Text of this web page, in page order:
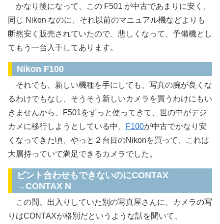
かなり後になって、この F501 が中古であまりに安く、
同じ Nikon なのに、それ以前のマニュアル機などよりも
断然安く販売されていたので、悲しくなって、予備機とし
てもう一台入手してあります。
Nikon F100
それでも、新しい機種を手にしても、写真の腕が良くな
るわけでもなし、そうそう新しいカメラを買うわけにもい
きませんから、F501をずっと使ってきて、世の中がデジ
カメに移行しようとしている中、
F100が中古でかなり安
くなってきた頃、やっと２台目のNikonを買って、これは
大層持っていて満足できるカメラでした。
ピント合わせもできないのにCONTAX
→CONTAX N
この間、出入りしていた別の写真屋さんに、カメラの写
りはCONTAXが格別だというような話を聞いて、